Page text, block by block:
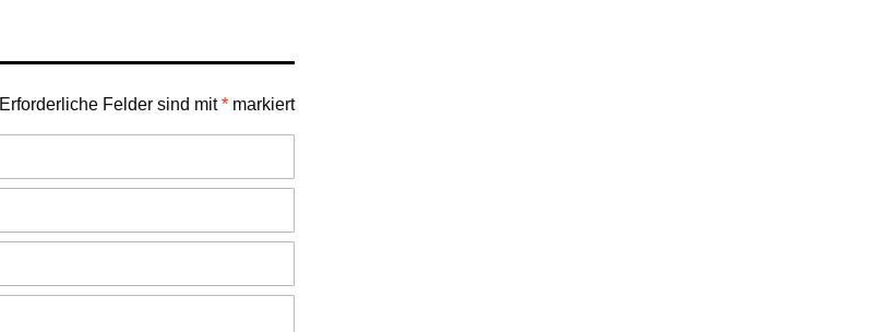
Erforderliche Felder sind mit* markiert